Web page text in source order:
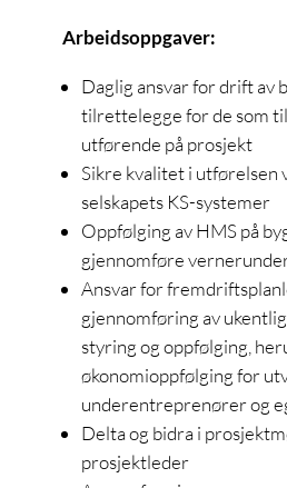
Arbeidsoppgaver:
Daglig ansvar for drift av
tilrettelegge for de som
utførende på prosjekt
Sikre kvalitet i utførelsen
selskapets KS-systemer
Oppfølging av HMS på
gjennomføre
Ansvar for
gjennomføring av
styring og oppfølging,
økonomioppfølging for
underentreprenører og
Delta og bidra i
prosjektleder